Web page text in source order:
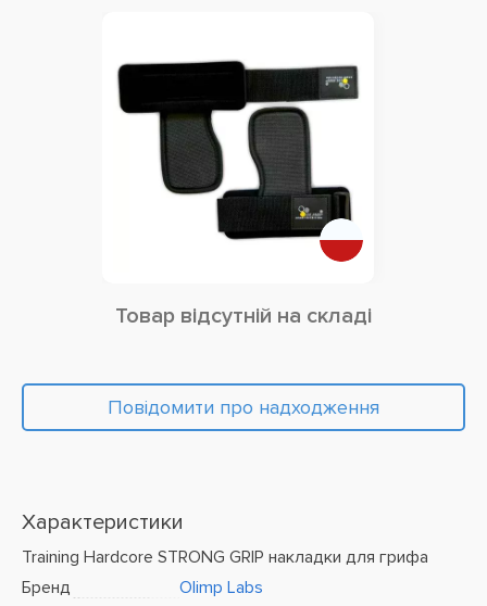
Товар відсутній на складі
Повідомити про надходження
Характеристики
Training Hardcore STRONG GRIP накладки для грифа
Бренд
Olimp Labs